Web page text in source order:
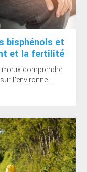
bisphénols et
et la fertilité
comprendre
l’environne ...